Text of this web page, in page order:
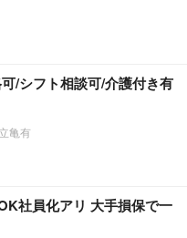
/シフト相談可/介護付き有
亀有
社員化アリ 大手損保で一